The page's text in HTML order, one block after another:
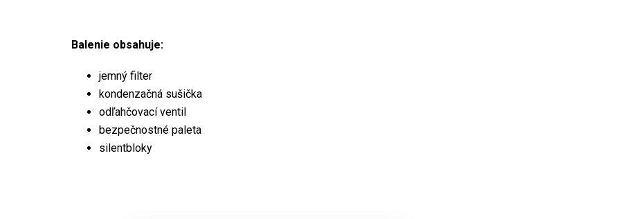
Balenie obsahuje:
jemný filter
kondenzačná sušička
odľahčovací ventil
bezpečnostné paleta
silentbloky